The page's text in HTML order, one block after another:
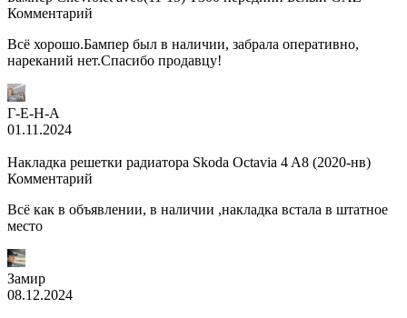
Комментарий
Всё хорошо.Бампер был в наличии, забрала оперативно,
нареканий нет.Спасибо продавцу!
Г-Е-Н-А
01.11.2024
Накладка решетки радиатора Skoda Octavia 4 A8 (2020-нв)
Комментарий
Всё как в объявлении, в наличии ,накладка встала в штатное
место
Замир
08.12.2024